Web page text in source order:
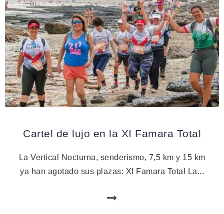
Cartel de lujo en la XI Famara Total
La Vertical Nocturna, senderismo, 7,5 km y 15 km
ya han agotado sus plazas: XI Famara Total La...